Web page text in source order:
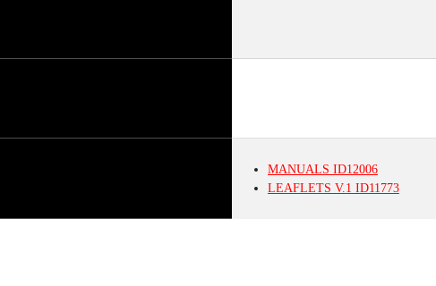
MANUALS ID12006
LEAFLETS V.1 ID11773